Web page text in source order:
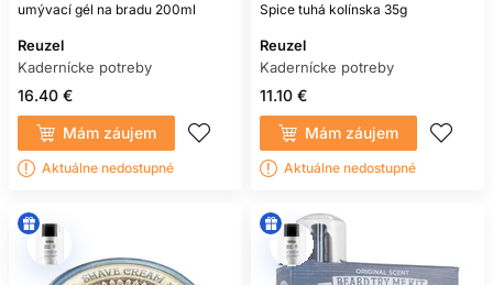
umývací gél na bradu 200ml
Reuzel
Kadernícke potreby
16.40 €
Mám záujem
Aktuálne nedostupné
Spice tuhá kolínska 35g
Reuzel
Kadernícke potreby
11.10 €
Mám záujem
Aktuálne nedostupné